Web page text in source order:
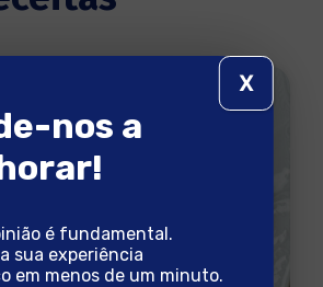
nos a
é fundamental.
sua experiência
em menos de um minuto.
X